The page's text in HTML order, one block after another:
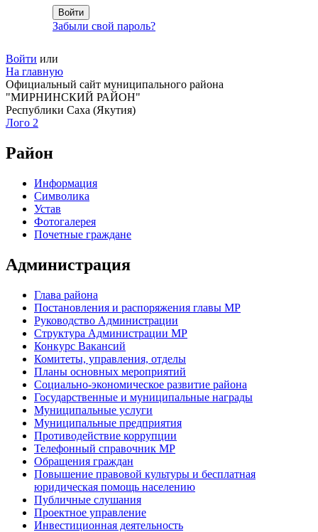
Забыли свой пароль?
Войти или
На главную
Официальный сайт муниципального района
"МИРНИНСКИЙ РАЙОН"
Республики Саха (Якутия)
Лого 2
Район
Информация
Символика
Устав
Фотогалерея
Почетные граждане
Администрация
Глава района
Постановления и распоряжения главы МР
Руководство Администрации
Структура Администрации МР
Конкурс Вакансий
Комитеты, управления, отделы
Планы основных мероприятий
Социально-экономическое развитие района
Государственные и муниципальные награды
Муниципальные услуги
Муниципальные предприятия
Противодействие коррупции
Телефонный справочник МР
Обращения граждан
Повышение правовой культуры и бесплатная
юридическая помощь населению
Публичные слушания
Проектное управление
Инвестиционная деятельность